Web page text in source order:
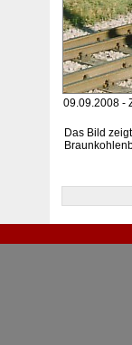
09.09.2008 -
Das Bild